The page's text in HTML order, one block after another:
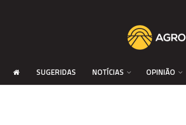
SUGERIDAS NOTÍCIAS OPINIÃO